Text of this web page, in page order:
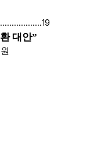
19
대안”